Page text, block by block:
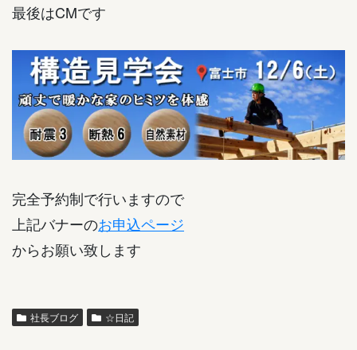
最後はCMです
完全予約制で行いますので
上記バナーのお申込ページ
からお願い致します
社長ブログ ☆日記